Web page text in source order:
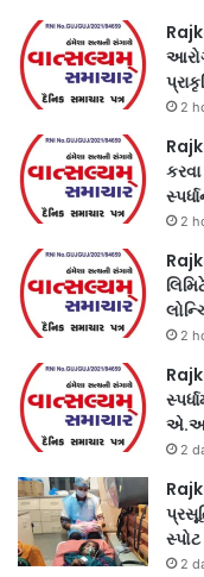
2
2
2
2
2